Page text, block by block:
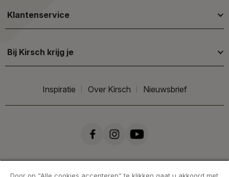
Klantenservice
Bij Kirsch krijg je
Inspiratie Over Kirsch Nieuwsbrief